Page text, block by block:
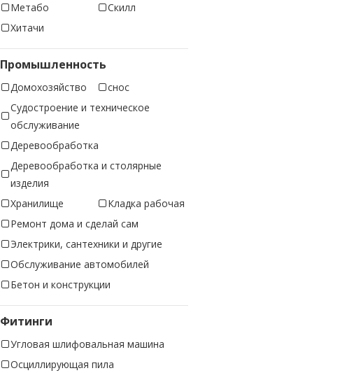
Метабо
Скилл
Хитачи
Промышленность
Домохозяйство
снос
Судостроение и техническое
обслуживание
Деревообработка
Деревообработка и столярные
изделия
Хранилище
Кладка рабочая
Ремонт дома и сделай сам
Электрики, сантехники и другие
Обслуживание автомобилей
Бетон и конструкции
Фитинги
Угловая шлифовальная машина
Осциллирующая пила